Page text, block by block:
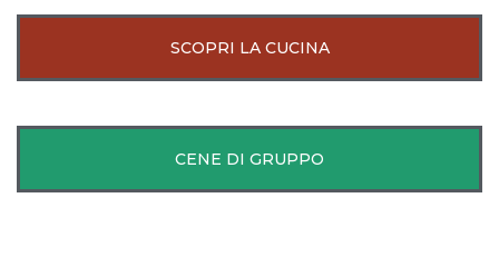
SCOPRI LA CUCINA
CENE DI GRUPPO